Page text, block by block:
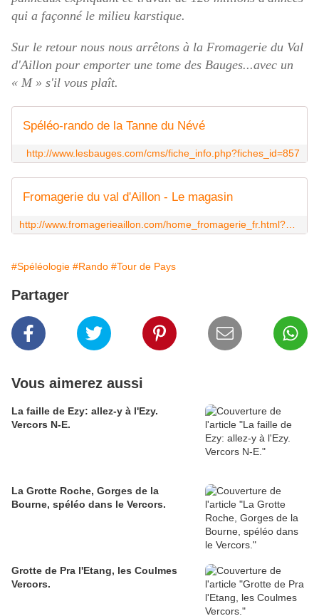
qui a façonné le milieu karstique.
Sur le retour nous nous arrêtons à la Fromagerie du Val
d'Aillon pour emporter une tome des Bauges...avec un
« M » s'il vous plaît.
Spéléo-rando de la Tanne du Névé
http://www.lesbauges.com/cms/fiche_info.php?fiches_id=857
Fromagerie du val d'Aillon - Le magasin
#Spéléologie #Rando #Tour de Pays
Partager
Vous aimerez aussi
La faille de Ezy: allez-y à l'Ezy.
Vercors N-E.
La Grotte Roche, Gorges de la
Bourne, spéléo dans le Vercors.
Grotte de Pra l'Etang, les Coulmes
Vercors.